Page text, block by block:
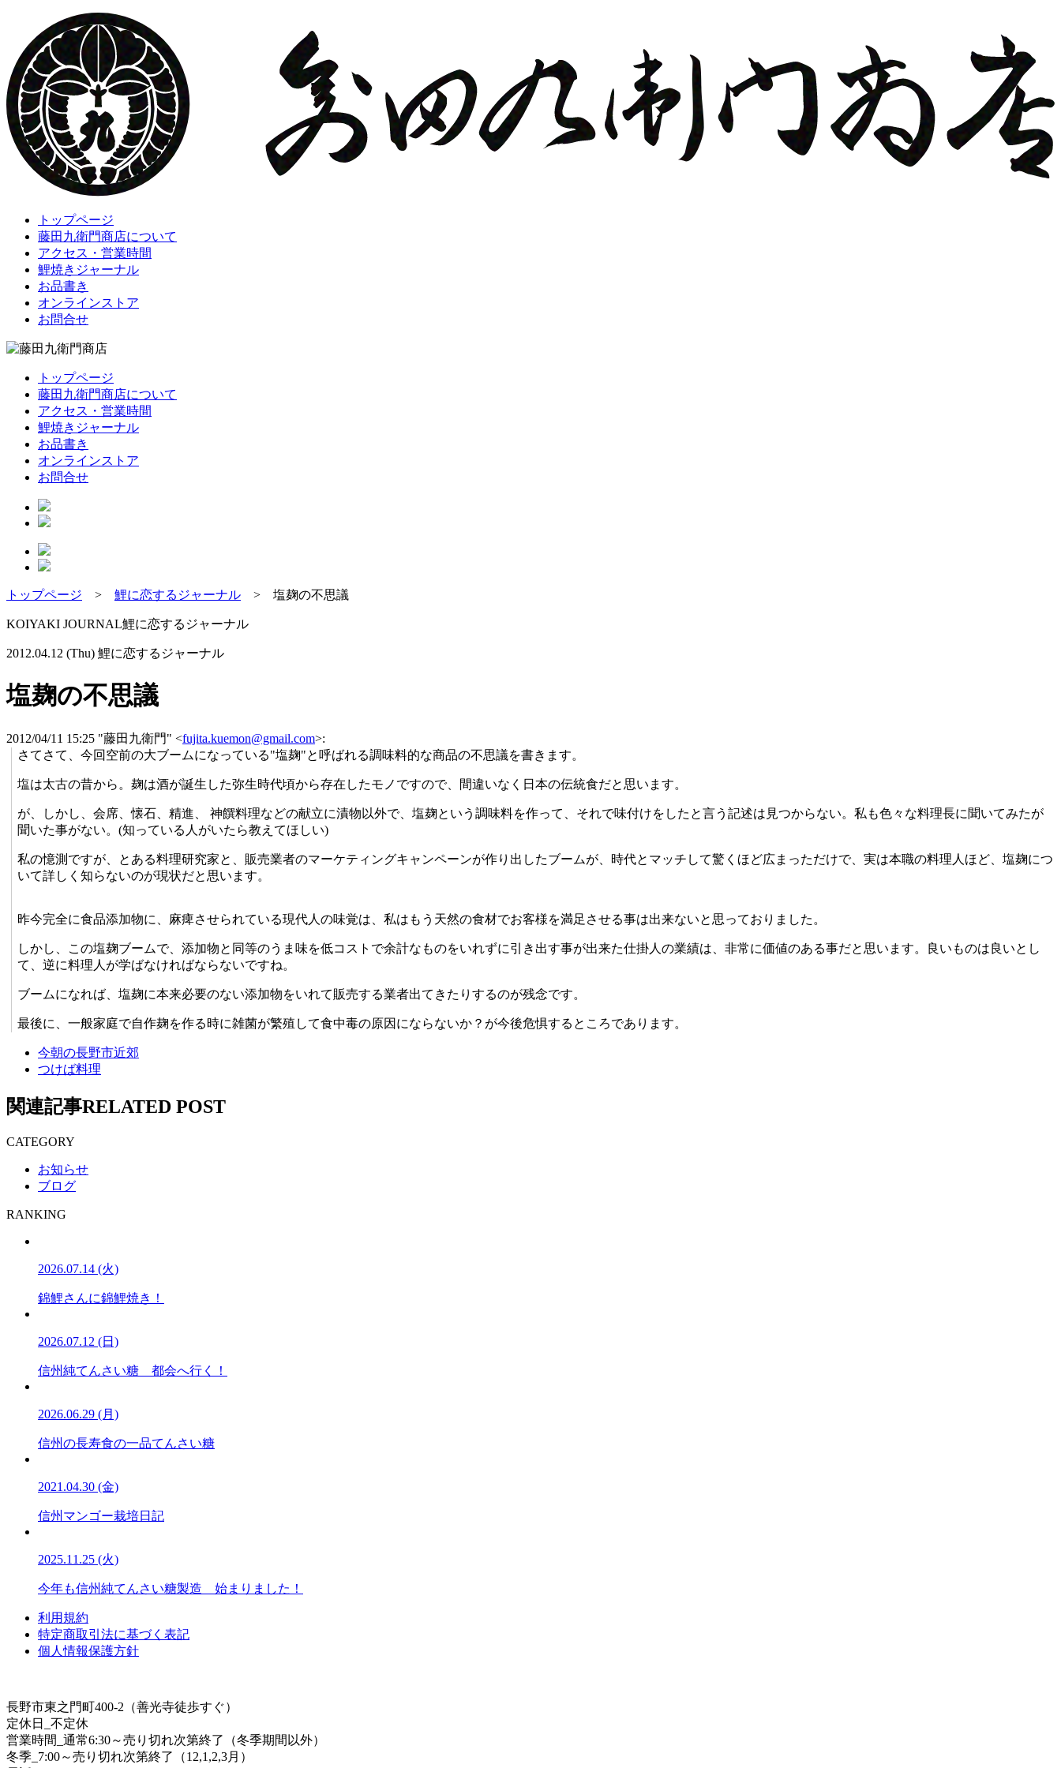
トップページ
藤田九衛門商店について
アクセス・営業時間
鯉焼きジャーナル
お品書き
オンラインストア
お問合せ
トップページ
藤田九衛門商店について
アクセス・営業時間
鯉焼きジャーナル
お品書き
オンラインストア
お問合せ
トップページ > 鯉に恋するジャーナル > 塩麹の不思議
KOIYAKI JOURNAL鯉に恋するジャーナル
2012.04.12 (Thu) 鯉に恋するジャーナル
塩麹の不思議
2012/04/11 15:25 "藤田九衛門" <fujita.kuemon@gmail.com>:
さてさて、今回空前の大ブームになっている"塩麹"と呼ばれる調味料的な商品の不思議を書きます。
塩は太古の昔から。麹は酒が誕生した弥生時代頃から存在したモノですので、間違いなく日本の伝統食だと思います。
が、しかし、会席、懐石、精進、 神饌料理などの献立に漬物以外で、塩麹という調味料を作って、それで味付けをしたと言う記述は見つからない。私も色々な料理長に聞いてみたが
聞いた事がない。(知っている人がいたら教えてほしい)
私の憶測ですが、とある料理研究家と、販売業者のマーケティングキャンペーンが作り出したブームが、時代とマッチして驚くほど広まっただけで、実は本職の料理人ほど、塩麹につ
いて詳しく知らないのが現状だと思います。
昨今完全に食品添加物に、麻痺させられている現代人の味覚は、私はもう天然の食材でお客様を満足させる事は出来ないと思っておりました。
しかし、この塩麹ブームで、添加物と同等のうま味を低コストで余計なものをいれずに引き出す事が出来た仕掛人の業績は、非常に価値のある事だと思います。良いものは良いとし
て、逆に料理人が学ばなければならないですね。
ブームになれば、塩麹に本来必要のない添加物をいれて販売する業者出てきたりするのが残念です。
最後に、一般家庭で自作麹を作る時に雑菌が繁殖して食中毒の原因にならないか？が今後危惧するところであります。
今朝の長野市近郊
つけば料理
関連記事RELATED POST
CATEGORY
お知らせ
ブログ
RANKING
2026.07.14 (火)
錦鯉さんに錦鯉焼き！
2026.07.12 (日)
信州純てんさい糖 都会へ行く！
2026.06.29 (月)
信州の長寿食の一品てんさい糖
2021.04.30 (金)
信州マンゴー栽培日記
2025.11.25 (火)
今年も信州純てんさい糖製造 始まりました！
利用規約
特定商取引法に基づく表記
個人情報保護方針
長野市東之門町400-2（善光寺徒歩すぐ）
定休日_不定休
営業時間_通常6:30～売り切れ次第終了（冬季期間以外）
冬季_7:00～売り切れ次第終了（12,1,2,3月）